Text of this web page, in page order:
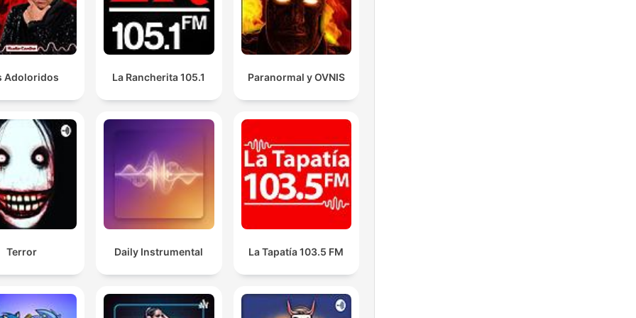
Adoloridos La Rancherita 105.1 Paranormal y OVNIS
Terror Daily Instrumental La Tapatía 103.5 FM